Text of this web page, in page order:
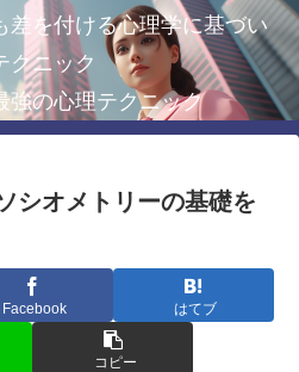
差を付ける心理学に基づい
クニック
強の心理テクニック
シオメトリーの基礎を
Facebook はてブ
コピー